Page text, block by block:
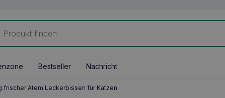
Bestseller Nachricht
frischer Atem Leckerbissen für Katzen